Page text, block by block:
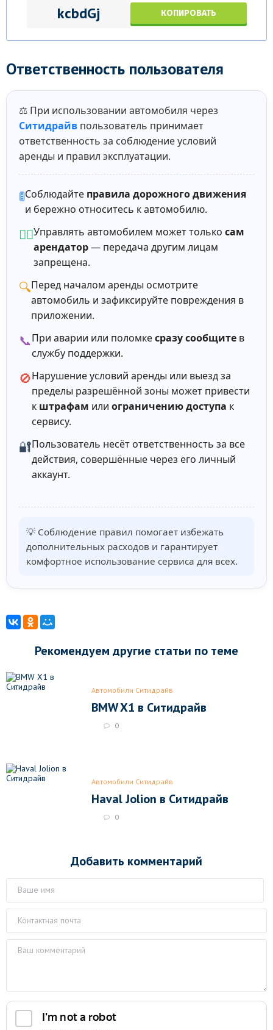
kcbdGj КОПИРОВАТЬ
Ответственность пользователя
⚖️ При использовании автомобиля через
Ситидрайв пользователь принимает
ответственность за соблюдение условий
аренды и правил эксплуатации.
🚦Соблюдайте правила дорожного движения
и бережно относитесь к автомобилю.
🙋‍♂️Управлять автомобилем может только сам
арендатор— передача другим лицам
запрещена.
🔍Перед началом аренды осмотрите
автомобиль и зафиксируйте повреждения в
приложении.
📞При аварии или поломкесразу сообщите в
службу поддержки.
🚫Нарушение условий аренды или выезд за
пределы разрешённой зоны может привести
к штрафам или ограничению доступа к
сервису.
🔐Пользователь несёт ответственность за все
действия, совершённые через его личный
аккаунт.
💡 Соблюдение правил помогает избежать
дополнительных расходов и гарантирует
комфортное использование сервиса для всех.
Рекомендуем другие статьи по теме
Автомобили Ситидрайв
BMW X1 в Ситидрайв
0
Автомобили Ситидрайв
Haval Jolion в Ситидрайв
0
Добавить комментарий